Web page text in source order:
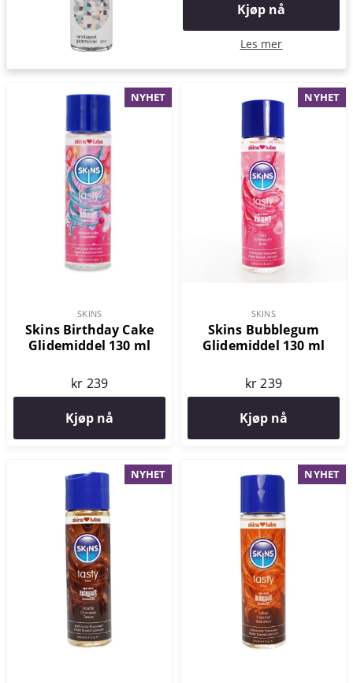
Kjøp nå
Les mer
NYHET
SKINS
Skins Birthday Cake
Glidemiddel 130 ml
kr 239
Kjøp nå
NYHET
SKINS
Skins Bubblegum
Glidemiddel 130 ml
kr 239
Kjøp nå
NYHET NYHET